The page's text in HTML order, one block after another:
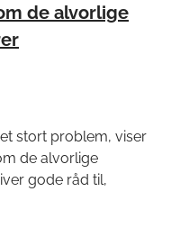
de alvorlige
stort problem, viser
de alvorlige
gode råd til,